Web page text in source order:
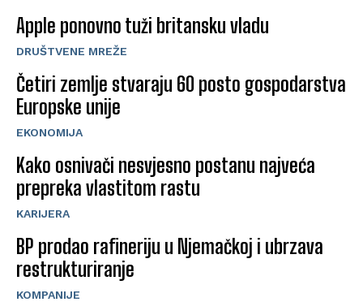
Apple ponovno tuži britansku vladu
DRUŠTVENE MREŽE
Četiri zemlje stvaraju 60 posto gospodarstva
Europske unije
EKONOMIJA
Kako osnivači nesvjesno postanu najveća
prepreka vlastitom rastu
KARIJERA
BP prodao rafineriju u Njemačkoj i ubrzava
restrukturiranje
KOMPANIJE